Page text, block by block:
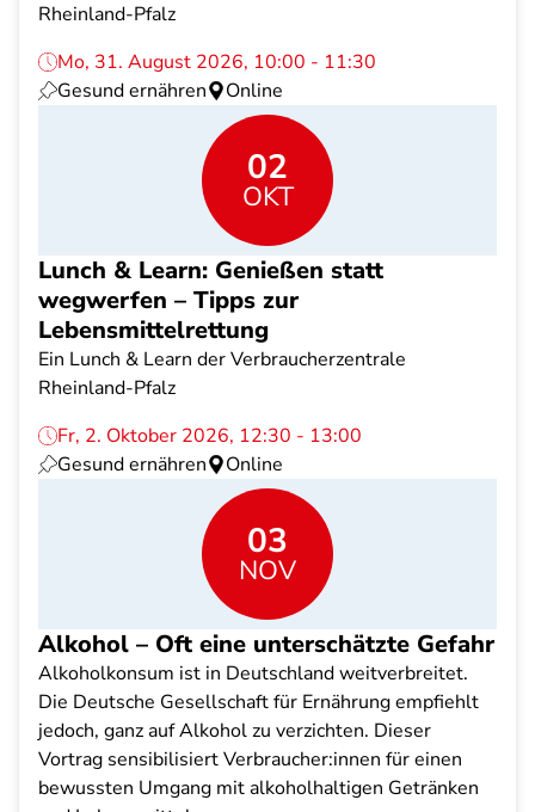
Rheinland-Pfalz
Mo, 31. August 2026, 10:00 - 11:30
Gesund ernähren
Online
02
OKT
Lunch & Learn: Genießen statt
wegwerfen – Tipps zur
Lebensmittelrettung
Ein Lunch & Learn der Verbraucherzentrale
Rheinland-Pfalz
Fr, 2. Oktober 2026, 12:30 - 13:00
Gesund ernähren
Online
03
NOV
Alkohol – Oft eine unterschätzte Gefahr
Alkoholkonsum ist in Deutschland weitverbreitet.
Die Deutsche Gesellschaft für Ernährung empfiehlt
jedoch, ganz auf Alkohol zu verzichten. Dieser
Vortrag sensibilisiert Verbraucher:innen für einen
bewussten Umgang mit alkoholhaltigen Getränken